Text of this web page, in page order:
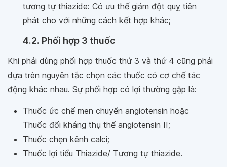
tương tự thiazide: Có ưu thế giảm đột quỵ tiên
phát cho với những cách kết hợp khác;
4.2. Phối hợp 3 thuốc
Khi phải dùng phối hợp thuốc thứ 3 và thứ 4 cũng phải
dựa trên nguyên tắc chọn các thuốc có cơ chế tác
động khác nhau. Sự phối hợp có lợi thường gặp là:
Thuốc ức chế men chuyển angiotensin hoặc
Thuốc đối kháng thụ thể angiotensin II;
Thuốc chẹn kênh calci;
Thuốc lợi tiểu Thiazide/ Tương tự thiazide.